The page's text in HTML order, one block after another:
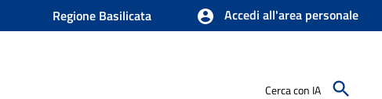
Regione Basilicata Accedi all'area personale
Cerca con IA